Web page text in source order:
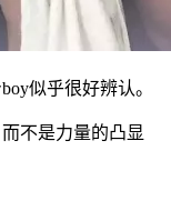
似乎很好辨认。
不是力量的凸显